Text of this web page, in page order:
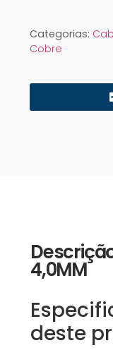
Categorias:
Cobre
4,0MM
deste